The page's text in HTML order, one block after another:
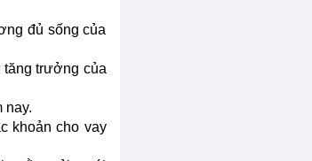
đủ sống của
tăng trưởng của
nay.
khoản cho vay